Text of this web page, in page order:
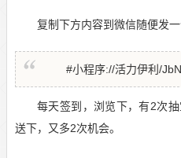
复制下方内容到微信随便发
#小程序://活力伊利/
每天签到，浏览下，有2次
送下，又多2次机会。